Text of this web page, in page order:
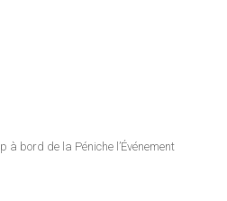
à bord de la Péniche l’Événement